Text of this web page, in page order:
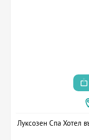
Луксозен Спа Хотел